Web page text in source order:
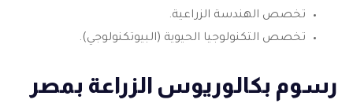
تخصص الهندسة الزراعية.
تخصص التكنولوجيا الحيوية (البيوتكنولوجي).
رسوم بكالوريوس الزراعة بمصر